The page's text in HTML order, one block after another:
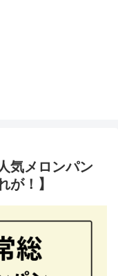
気メロンパン
が！】